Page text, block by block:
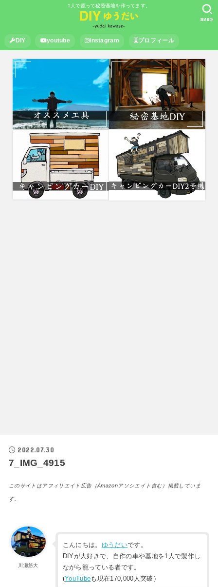
1人で籠って秘密基地を作ってます。
DIY youtube instagram プロフィール
SEARCH
2022.07.30
7_IMG_4915
このサイトはアフィリエイト広告（Amazonアソシエイト含む）掲載していま
す。
川瀬悠大
こんにちは。 ゆうだいです。
DIYが大好きで、自作の車や基地を1人で製作し
ながら籠っている者です。
(YouTubeも現在170,000人突破）